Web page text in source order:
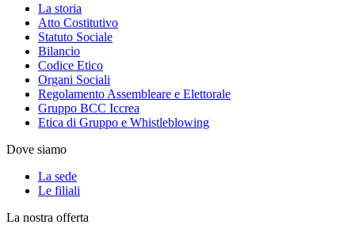
La storia
Atto Costitutivo
Statuto Sociale
Bilancio
Codice Etico
Organi Sociali
Regolamento Assembleare e Elettorale
Gruppo BCC Iccrea
Etica di Gruppo e Whistleblowing
Dove siamo
La sede
Le filiali
La nostra offerta